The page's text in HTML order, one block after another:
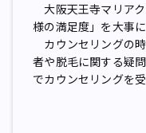
大阪天王寺マリア
様の満足度」を大事
カウンセリングの
者や脱毛に関する疑
でカウンセリングを受